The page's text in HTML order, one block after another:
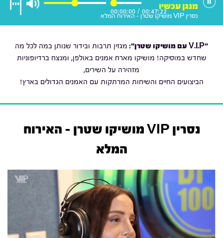
00:47:22
/
00:00:00
מנגן עכשיו
נסרין VIP מושיקו שטרן - האירוח המלא
"V.I.P עם מושיקו שטרן ": מגזין תרבות ובידור שנותן במה לכל מה
שחדש במוסיקה! מושיקו מארח אמנים באולפן, ומנצח ברדיופוניות
מזהירה על השירים,
הביצועים החיים והשיחות המרתקות עם האמנים הגדולים בארץ!
נסרין VIP מושיקו שטרן - האירוח
המלא